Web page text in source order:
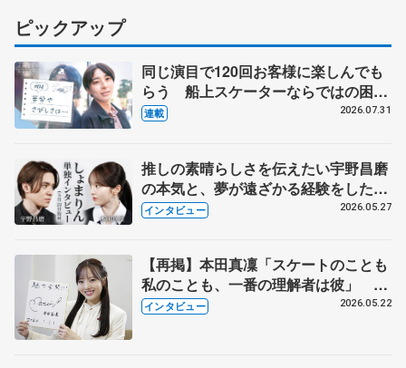
ピックアップ
同じ演目で120回お客様に楽しんでも
らう 船上スケーターならではの困難
とは 影響あったPIW前キャプテン松
連載 2026.07.31
推しの素晴らしさを伝えたい宇野昌磨
の本気と、夢が遠ざかる経験をした本
田真凜の覚悟
インタビュー 2026.05.27
【再掲】本田真凜「スケートのことも
私のことも、一番の理解者は彼」 引
退時の単独インタビューで語った競技
インタビュー 2026.05.22